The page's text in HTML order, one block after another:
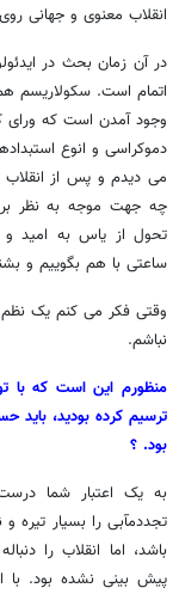
انقلاب معنوی و جهانی
در آن زمان بحث در
اتمام است. سکولاریسم
وجود آمدن است که ورای
می دیدم و پس از
چه جهت موجه به نظر
تحول از یاس به امید و
ساعتی با هم بگوییم و
وقتی فکر می کنم یک
نباشم.
منظورم این است که با
ترسیم کرده بودید،
بود. ؟
به یک اعتبار شما
تجددمآبی را بسیار تیره
باشد، اما انقلاب را
پیش بینی نشده بود. با